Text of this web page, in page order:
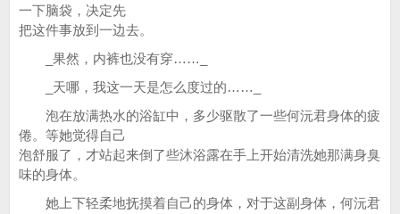
一下脑袋，决定先
把这件事放到一边去。
_果然，内裤也没有穿……_
_天哪，我这一天是怎么度过的……_
泡在放满热水的浴缸中，多少驱散了一些何沅君身体的疲
倦。等她觉得自己
泡舒服了，才站起来倒了些沐浴露在手上开始清洗她那满身臭
味的身体。
她上下轻柔地抚摸着自己的身体，对于这副身体，何沅君